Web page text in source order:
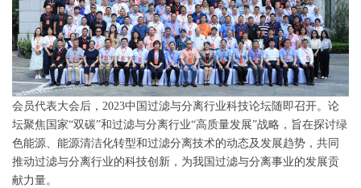
会员代表大会后，2023中国过滤与分离行业科技论坛随即召开。论
坛聚焦国家“双碳”和过滤与分离行业“高质量发展”战略，旨在探讨绿
色能源、能源清洁化转型和过滤分离技术的动态及发展趋势，共同
推动过滤与分离行业的科技创新，为我国过滤与分离事业的发展贡
献力量。